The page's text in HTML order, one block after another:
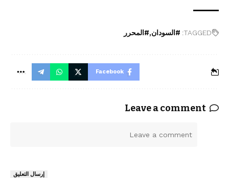
TAGGED: #السودان #المحرر
Facebook
Leave a comment
إرسال التعليق